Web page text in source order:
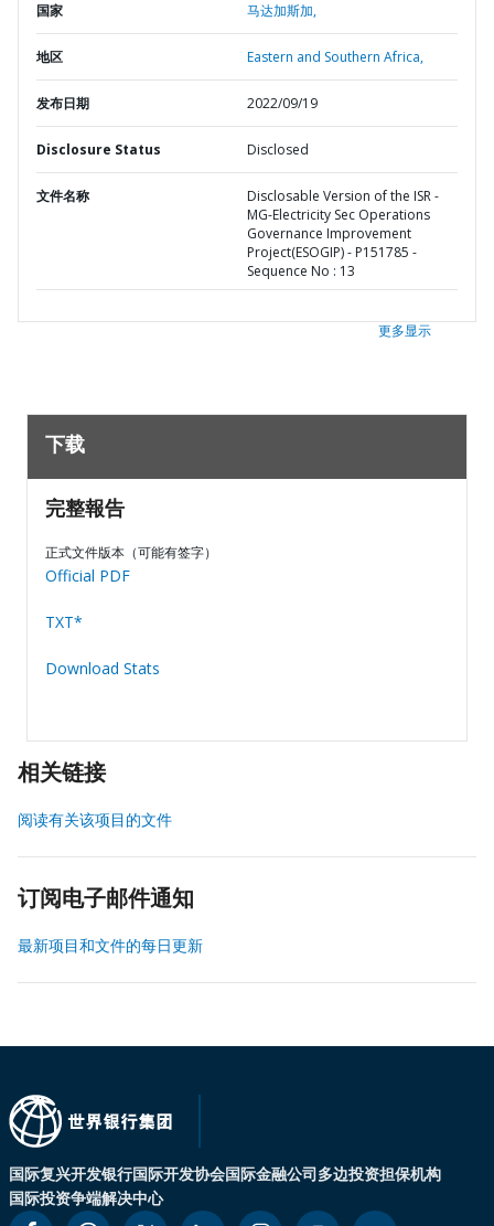
国家 马达加斯加,
地区 Eastern and Southern Africa,
发布日期 2022/09/19
Disclosure Status Disclosed
文件名称
Disclosable Version of the ISR -
MG-Electricity Sec Operations
Governance Improvement
Project(ESOGIP) - P151785 -
Sequence No : 13
更多显示
下载
完整報告
正式文件版本（可能有签字）
Official PDF
TXT*
Download Stats
相关链接
阅读有关该项目的文件
订阅电子邮件通知
最新项目和文件的每日更新
国际复兴开发银行国际开发协会国际金融公司多边投资担保机构
国际投资争端解决中心